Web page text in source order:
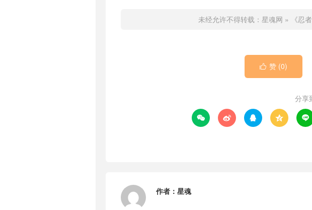
未经允许不得转载： 星魂网 » 《忍
 赞 (0)
分享
    
作者： 星魂